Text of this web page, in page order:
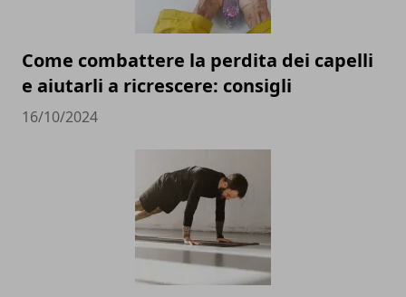
Come combattere la perdita dei capelli
e aiutarli a ricrescere: consigli
16/10/2024